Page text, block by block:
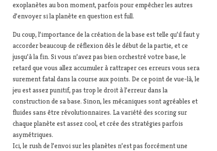
exoplanètes au bon moment, parfois pour empêcher les autres
d’envoyer si la planète en question est full.
Du coup, l’importance de la création de la base est telle qu’il faut y
accorder beaucoup de réflexion dès le début de la partie, et ce
jusqu’à la fin. Si vous n’avez pas bien orchestré votre base, le
retard que vous allez accumuler à rattraper ces erreurs vous sera
surement fatal dans la course aux points. De ce point de vue-là, le
jeu est assez punitif, pas trop le droit à l’erreur dans la
construction de sa base. Sinon, les mécaniques sont agréables et
fluides sans être révolutionnaires. La variété des scoring sur
chaque planète est assez cool, et crée des stratégies parfois
asymétriques.
Ici, le rush de l’envoi sur les planètes n’est pas forcément une